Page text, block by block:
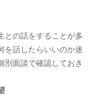
との話をすることが多
を話したらいいのか迷
別面談で確認しておき